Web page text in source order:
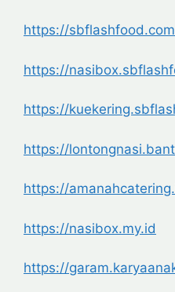
https://
https://
https://
https://
https://
https://nasibox.my.id
https://